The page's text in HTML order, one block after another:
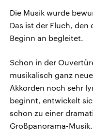
Die Musik wurde
Das ist der Fluch, den
Beginn an begleitet.
Schon in der
musikalisch ganz
Akkorden noch sehr
beginnt, entwickelt
schon zu einer
Großpanorama-Musik.